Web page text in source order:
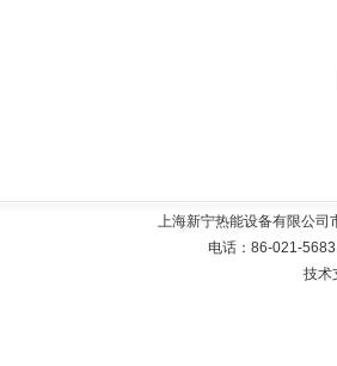
上海新宁热能设备有限公司
电话：86-021-
技术